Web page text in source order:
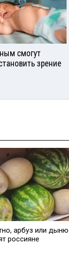
смогут
зрение
арбуз или дыню
россияне